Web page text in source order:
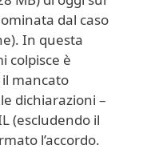
dal caso
In questa
colpisce è
il mancato
dichiarazioni –
(escludendo il
l’accordo.